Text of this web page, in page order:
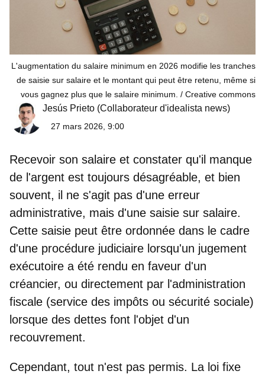
L'augmentation du salaire minimum en 2026 modifie les tranches
de saisie sur salaire et le montant qui peut être retenu, même si
vous gagnez plus que le salaire minimum.
Creative commons
Jesús Prieto (Collaborateur d'idealista news)
27 mars 2026, 9:00
Recevoir son salaire et constater qu'il manque
de l'argent est toujours désagréable, et bien
souvent, il ne s'agit pas d'une erreur
administrative, mais d'une saisie sur salaire.
Cette saisie peut être ordonnée dans le cadre
d'une procédure judiciaire lorsqu'un jugement
exécutoire a été rendu en faveur d'un
créancier, ou directement par l'administration
fiscale (service des impôts ou sécurité sociale)
lorsque des dettes font l'objet d'un
recouvrement.
Cependant, tout n'est pas permis. La loi fixe